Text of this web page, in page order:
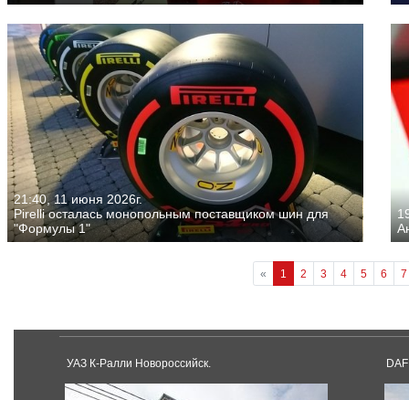
21:40, 11 июня 2026г.
Pirelli осталась монопольным поставщиком шин для
"Формулы 1"
« 1 2 3 4 5 6 7
УАЗ К-Ралли Новороссийск.